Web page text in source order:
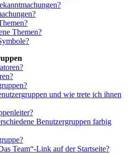
Themen?
und wie trete ich ihnen
Benutzergruppen farbig
Team“-Link auf der Startseite?